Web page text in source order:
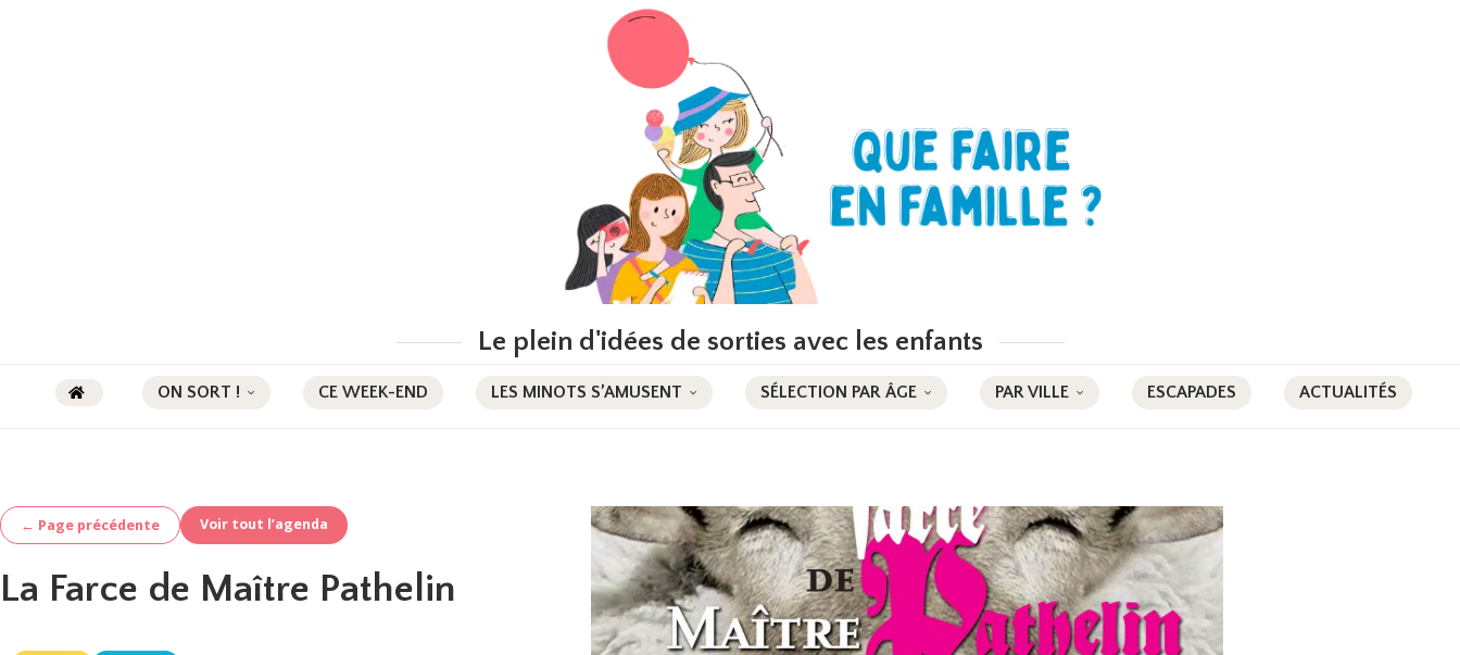
Le plein d'idées de sorties avec les enfants
ON SORT ! CE WEEK-END LES MINOTS S’AMUSENT SÉLECTION PAR ÂGE PAR VILLE ESCAPADES ACTUALITÉS
← Page précédente Voir tout l’agenda
La Farce de Maître Pathelin